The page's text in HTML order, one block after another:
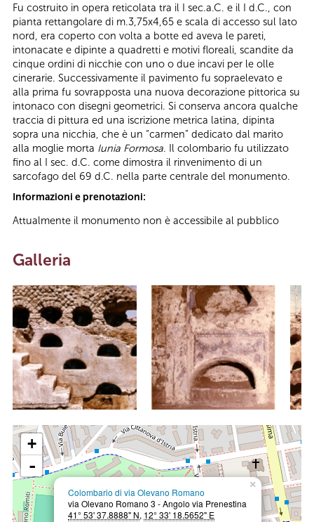
Fu costruito in opera reticolata tra il I sec.a.C. e il I d.C., con
pianta rettangolare di m.3,75x4,65 e scala di accesso sul lato
nord, era coperto con volta a botte ed aveva le pareti,
intonacate e dipinte a quadretti e motivi floreali, scandite da
cinque ordini di nicchie con uno o due incavi per le olle
cinerarie. Successivamente il pavimento fu sopraelevato e
alla prima fu sovrapposta una nuova decorazione pittorica su
intonaco con disegni geometrici. Si conserva ancora qualche
traccia di pittura ed una iscrizione metrica latina, dipinta
sopra una nicchia, che è un “carmen” dedicato dal marito
alla moglie morta Iunia Formosa. Il colombario fu utilizzato
fino al I sec. d.C. come dimostra il rinvenimento di un
sarcofago del 69 d.C. nella parte centrale del monumento.
Informazioni e prenotazioni:
Attualmente il monumento non è accessibile al pubblico
Galleria
×
Colombario di via Olevano Romano
via Olevano Romano 3 - Angolo via Prenestina
41° 53' 37.8888" N, 12° 33' 18.5652" E
+
-